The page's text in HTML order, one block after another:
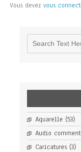
Vous devez vous
Aquarelle (53)
Audio
Caricatures (3)